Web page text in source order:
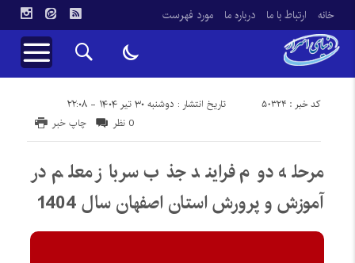
خانه ارتباط با ما درباره ما مورد فهرست
تاریخ انتشار : دوشنبه ۳۰ تیر ۱۴۰۴ - ۲۲:۰۸ کد خبر : 50324
چاپ خبر 0 نظر
مرحله دوم فرایند جذب سرباز معلم در
آموزش و پرورش استان اصفهان سال 1404